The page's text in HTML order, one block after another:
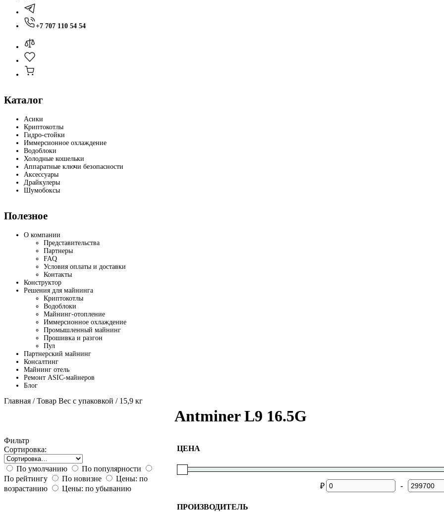
+7 707 110 54 54
Каталог
Асики
Криптокотлы
Гидро-стойки
Иммерсионное охлаждение
Водоблоки
Холодные кошельки
Аппаратные ключи безопасности
Аксессуары
Драйкулеры
Шумобоксы
Полезное
О компании
Представительства
Партнеры
FAQ
Условия оплаты и доставки
Контакты
Конструктор
Решения для майнинга
Криптокотлы
Водоблоки
Майнинг-отопление
Иммерсионное охлаждение
Промышленный майнинг
Прошивка и разгон
Пул
Партнерский майнинг
Консалтинг
Майнинг отель
Ремонт ASIC-майнеров
Блог
Главная / Товар Вес с упаковкой / 15,9 кг
Antminer L9 16.5G
Фильтр
Сортировка:
По умолчанию
По популярности
По рейтингу
По новизне
Цены: по
возрастанию
Цены: по убыванию
ЦЕНА
₽ -
ПРОИЗВОДИТЕЛЬ